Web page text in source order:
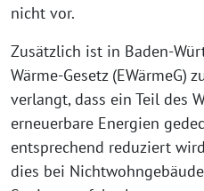
nicht vor.
Zusätzlich ist in Baden-
Wärme-Gesetz (EWärmeG)
verlangt, dass ein Teil des
erneuerbare Energien
entsprechend reduziert
dies bei